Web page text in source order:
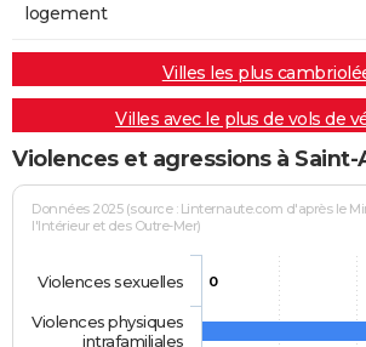
logement
Villes les plus
Villes avec le plus de vols de
Violences et agressions à
Données 2025 (source : Linternaute.com d'après le
l'Intérieur et des Outre-Mer)
0
Violences sexuelles
Violences physiques
intrafamiliales